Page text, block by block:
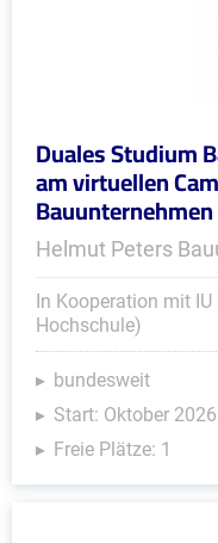
Duales Studium
am virtuellen
Helmut Peters
In Kooperation mit
Hochschule)
bundesweit
Start: Oktober 2026
Freie Plätze: 1